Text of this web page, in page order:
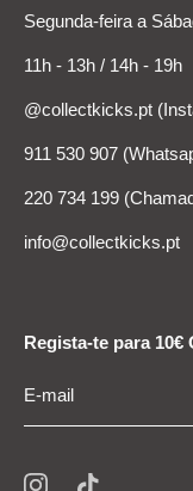
Segunda-feira a
11h - 13h / 14h - 19h
@collectkicks.pt
911 530 907
220 734 199
info@collectkicks.pt
Regista-te para 10€